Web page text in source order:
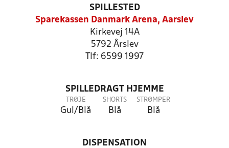
SPILLESTED
Sparekassen Danmark Arena, Aarslev
Kirkevej 14A
5792 Årslev
Tlf: 6599 1997
SPILLEDRAGT HJEMME
TRØJE
Gul/Blå
SHORTS
Blå
STRØMPER
Blå
DISPENSATION